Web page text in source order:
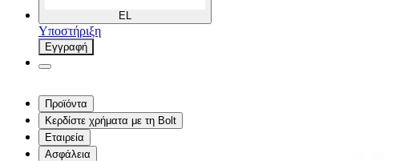
EL
Υποστήριξη
Εγγραφή
Προϊόντα
Κερδίστε χρήματα με τη Bolt
Εταιρεία
Ασφάλεια